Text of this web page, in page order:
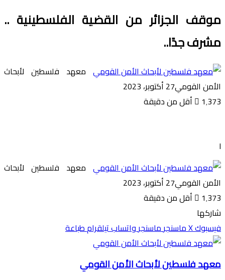
موقف الجزائر من القضية الفلسطينية ..
مشرف جدًا..
معهد فلسطين لأبحاث
الأمن القومي27 أكتوبر، 2023
1٬373
أقل من دقيقة
l
معهد فلسطين لأبحاث
الأمن القومي27 أكتوبر، 2023
1٬373
أقل من دقيقة
شاركها
فيسبوك‫Xماسنجرماسنجرواتسابتيلقرامطباعة
معهد فلسطين لأبحاث الأمن القومي